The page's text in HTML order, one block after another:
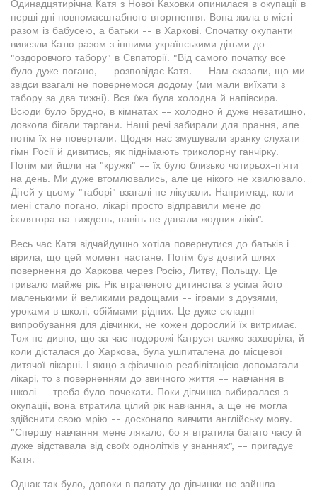
Одинадцятирічна Катя з Нової Каховки опинилася в окупації в
перші дні повномасштабного вторгнення. Вона жила в місті
разом із бабусею, а батьки -- в Харкові. Спочатку окупанти
вивезли Катю разом з іншими українськими дітьми до
"оздоровчого табору" в Євпаторії. "Від самого початку все
було дуже погано, -- розповідає Катя. -- Нам сказали, що ми
звідси взагалі не повернемося додому (ми мали виїхати з
табору за два тижні). Вся їжа була холодна й напівсира.
Всюди було брудно, в кімнатах -- холодно й дуже незатишно,
довкола бігали таргани. Наші речі забирали для прання, але
потім їх не повертали. Щодня нас змушували зранку слухати
гімн Росії й дивитись, як піднімають триколорну ганчірку.
Потім ми йшли на "кружкі" -- їх було близько чотирьох-п'яти
на день. Ми дуже втомлювались, але це нікого не хвилювало.
Дітей у цьому "таборі" взагалі не лікували. Наприклад, коли
мені стало погано, лікарі просто відправили мене до
ізолятора на тиждень, навіть не давали жодних ліків".
Весь час Катя відчайдушно хотіла повернутися до батьків і
вірила, що цей момент настане. Потім був довгий шлях
повернення до Харкова через Росію, Литву, Польщу. Це
тривало майже рік. Рік втраченого дитинства з усіма його
маленькими й великими радощами -- іграми з друзями,
уроками в школі, обіймами рідних. Це дуже складні
випробування для дівчинки, не кожен дорослий їх витримає.
Тож не дивно, що за час подорожі Катруся важко захворіла, й
коли дісталася до Харкова, була ушпиталена до місцевої
дитячої лікарні. І якщо з фізичною реабілітацією допомагали
лікарі, то з поверненням до звичного життя -- навчання в
школі -- треба було почекати. Поки дівчинка вибиралася з
окупації, вона втратила цілий рік навчання, а ще не могла
здійснити свою мрію -- досконало вивчити англійську мову.
"Спершу навчання мене лякало, бо я втратила багато часу й
дуже відставала від своїх однолітків у знаннях", -- пригадує
Катя.
Однак так було, допоки в палату до дівчинки не зайшла